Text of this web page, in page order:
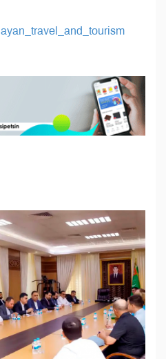
ayan_travel_and_tourism